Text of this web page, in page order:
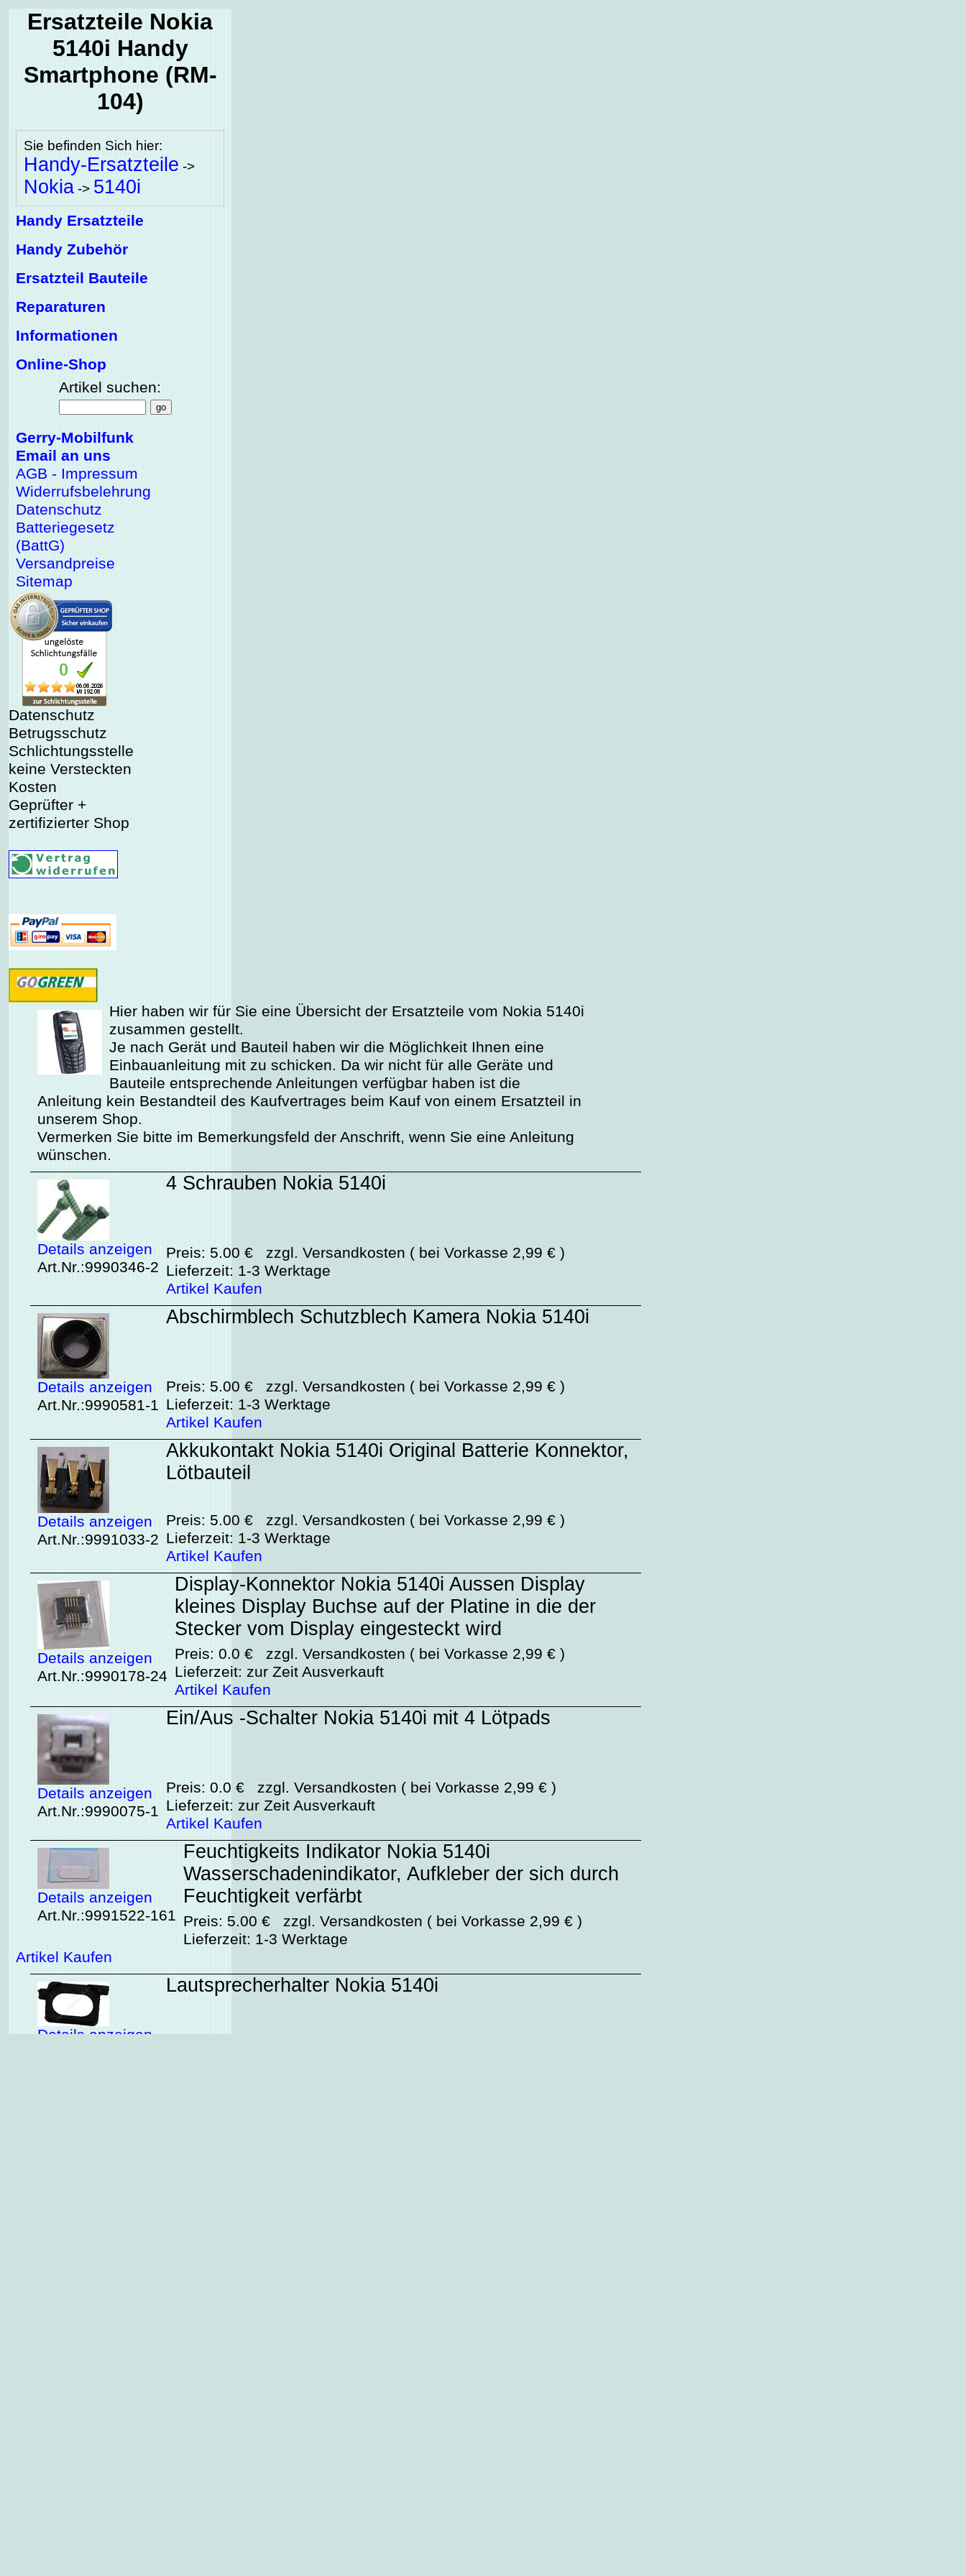
Ersatzteile Nokia
5140i Handy
Smartphone (RM-
104)
Sie befinden Sich hier:
Handy-Ersatzteile ->
Nokia -> 5140i
Handy Ersatzteile
Handy Zubehör
Ersatzteil Bauteile
Reparaturen
Informationen
Online-Shop
Artikel suchen:
Gerry-Mobilfunk
Email an uns
AGB - Impressum
Widerrufsbelehrung
Datenschutz
Batteriegesetz
(BattG)
Versandpreise
Sitemap
Datenschutz
Betrugsschutz
Schlichtungsstelle
keine Versteckten
Kosten
Geprüfter +
zertifizierter Shop
Hier haben wir für Sie eine Übersicht der Ersatzteile vom Nokia 5140i
zusammen gestellt.
Je nach Gerät und Bauteil haben wir die Möglichkeit Ihnen eine
Einbauanleitung mit zu schicken. Da wir nicht für alle Geräte und
Bauteile entsprechende Anleitungen verfügbar haben ist die
Anleitung kein Bestandteil des Kaufvertrages beim Kauf von einem Ersatzteil in
unserem Shop.
Vermerken Sie bitte im Bemerkungsfeld der Anschrift, wenn Sie eine Anleitung
wünschen.
Details anzeigen
Art.Nr.:9990346-2
4 Schrauben Nokia 5140i
Preis: 5.00 € zzgl. Versandkosten ( bei Vorkasse 2,99 € )
Lieferzeit: 1-3 Werktage
Artikel Kaufen
Details anzeigen
Art.Nr.:9990581-1
Abschirmblech Schutzblech Kamera Nokia 5140i
Preis: 5.00 € zzgl. Versandkosten ( bei Vorkasse 2,99 € )
Lieferzeit: 1-3 Werktage
Artikel Kaufen
Details anzeigen
Art.Nr.:9991033-2
Akkukontakt Nokia 5140i Original Batterie Konnektor,
Lötbauteil
Preis: 5.00 € zzgl. Versandkosten ( bei Vorkasse 2,99 € )
Lieferzeit: 1-3 Werktage
Artikel Kaufen
Details anzeigen
Art.Nr.:9990178-24
Display-Konnektor Nokia 5140i Aussen Display
kleines Display Buchse auf der Platine in die der
Stecker vom Display eingesteckt wird
Preis: 0.0 € zzgl. Versandkosten ( bei Vorkasse 2,99 € )
Lieferzeit: zur Zeit Ausverkauft
Artikel Kaufen
Details anzeigen
Art.Nr.:9990075-1
Ein/Aus -Schalter Nokia 5140i mit 4 Lötpads
Preis: 0.0 € zzgl. Versandkosten ( bei Vorkasse 2,99 € )
Lieferzeit: zur Zeit Ausverkauft
Artikel Kaufen
Details anzeigen
Art.Nr.:9991522-161
Feuchtigkeits Indikator Nokia 5140i
Wasserschadenindikator, Aufkleber der sich durch
Feuchtigkeit verfärbt
Preis: 5.00 € zzgl. Versandkosten ( bei Vorkasse 2,99 € )
Lieferzeit: 1-3 Werktage
Artikel Kaufen
Details anzeigen
Lautsprecherhalter Nokia 5140i